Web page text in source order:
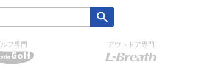
フ専門 アウトドア専門